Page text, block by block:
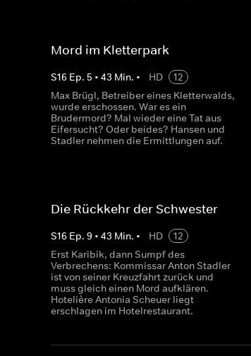
Mord im Kletterpark
S16 Ep. 5 • 43 Min. • HD
12
Max Brügl, Betreiber eines Kletterwalds,
wurde erschossen. War es ein
Brudermord? Mal wieder eine Tat aus
Eifersucht? Oder beides? Hansen und
Stadler nehmen die Ermittlungen auf.
Die Rückkehr der Schwester
S16 Ep. 9 • 43 Min. • HD
12
Erst Karibik, dann Sumpf des
Verbrechens: Kommissar Anton Stadler
ist von seiner Kreuzfahrt zurück und
muss gleich einen Mord aufklären.
Hotelière Antonia Scheuer liegt
erschlagen im Hotelrestaurant.